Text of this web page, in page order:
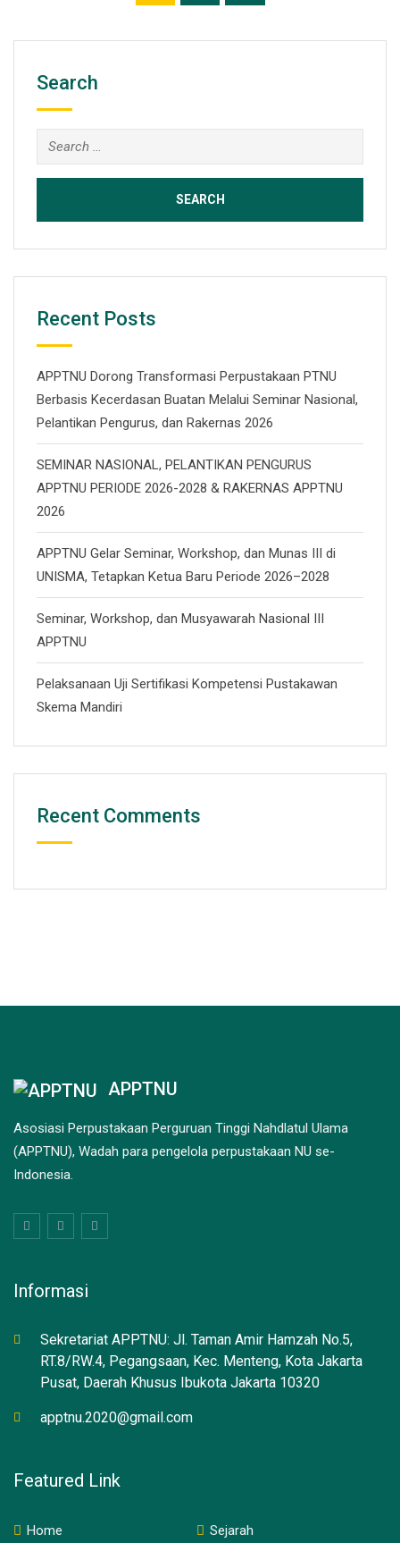
Search
Search
for:
Recent Posts
APPTNU Dorong Transformasi Perpustakaan PTNU
Berbasis Kecerdasan Buatan Melalui Seminar Nasional,
Pelantikan Pengurus, dan Rakernas 2026
SEMINAR NASIONAL, PELANTIKAN PENGURUS
APPTNU PERIODE 2026-2028 & RAKERNAS APPTNU
2026
APPTNU Gelar Seminar, Workshop, dan Munas III di
UNISMA, Tetapkan Ketua Baru Periode 2026–2028
Seminar, Workshop, dan Musyawarah Nasional III
APPTNU
Pelaksanaan Uji Sertifikasi Kompetensi Pustakawan
Skema Mandiri
Recent Comments
APPTNU
Asosiasi Perpustakaan Perguruan Tinggi Nahdlatul Ulama
(APPTNU), Wadah para pengelola perpustakaan NU se-
Indonesia.
Informasi
Sekretariat APPTNU: Jl. Taman Amir Hamzah No.5,
RT.8/RW.4, Pegangsaan, Kec. Menteng, Kota Jakarta
Pusat, Daerah Khusus Ibukota Jakarta 10320
apptnu.2020@gmail.com
Featured Link
Home Sejarah